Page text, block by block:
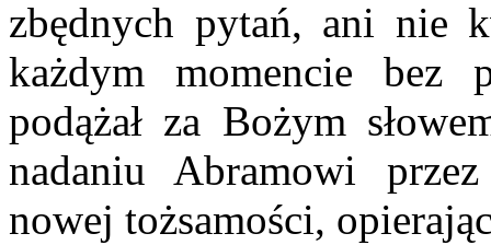
zbędnych pytań, ani nie
każdym momencie bez
podążał za Bożym
nadaniu Abramowi
nowej tożsamości,